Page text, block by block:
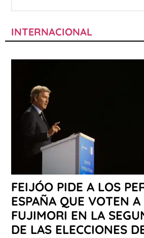
INTERNACIONAL
FEIJÓO PIDE A LOS
ESPAÑA QUE VOTEN
FUJIMORI EN LA
DE LAS ELECCIONES